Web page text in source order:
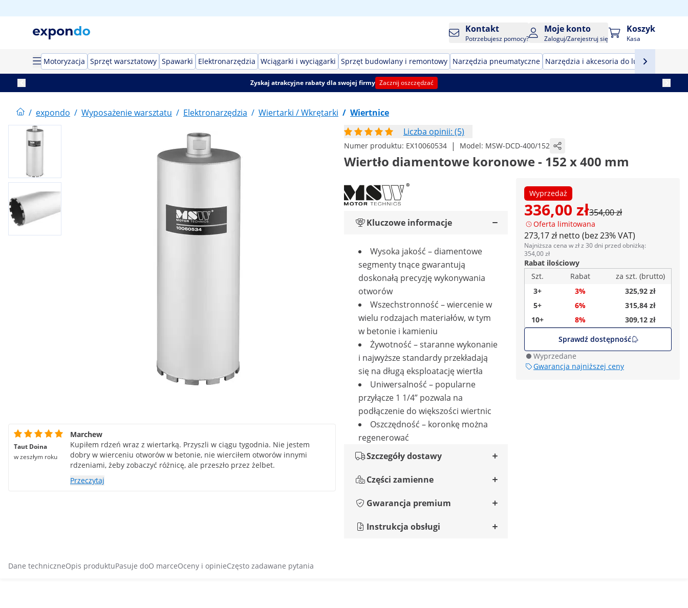
Kontakt
Potrzebujesz pomocy?
Moje konto
Zaloguj/Zarejestruj się
Koszyk
Kasa
Motoryzacja Sprzęt warsztatowy Spawarki Elektronarzędzia Wciągarki i wyciągarki Sprzęt budowlany i remontowy Narzędzia pneumatyczne Narzędzia i akcesoria do lutowania
Zyskaj atrakcyjne rabaty dla swojej firmy Zacznij oszczędzać
/ expondo / Wyposażenie warsztatu / Elektronarzędzia / Wiertarki / Wkrętarki / Wiertnice
Liczba opinii: (5)
Numer produktu: EX10060534 | Model: MSW-DCD-400/152
Wiertło diamentowe koronowe - 152 x 400 mm
Wyprzedaż
336,00 zł354,00 zł
Oferta limitowana
273,17 zł netto (bez 23% VAT)
Najniższa cena w zł z 30 dni przed obniżką:
354,00 zł
Rabat ilościowy
Szt.
Rabat
za szt. (brutto)
3+
3%
325,92 zł
5+
6%
315,84 zł
10+
8%
309,12 zł
Sprawdź dostępność
Wyprzedane
Gwarancja najniższej ceny
Kluczowe informacje
Wysoka jakość – diamentowe
segmenty tnące gwarantują
doskonałą precyzję wykonywania
otworów
Wszechstronność – wiercenie w
wielu rodzajach materiałów, w tym
w betonie i kamieniu
Żywotność – staranne wykonanie
i najwyższe standardy przekładają
się na długą eksploatację wiertła
Uniwersalność – popularne
przyłącze 1 1/4” pozwala na
podłączenie do większości wiertnic
Oszczędność – koronkę można
regenerować
Szczegóły dostawy
Części zamienne
Gwarancja premium
Instrukcja obsługi
Taut Doina
w zeszłym roku
Marchew
Kupiłem rdzeń wraz z wiertarką. Przyszli w ciągu tygodnia. Nie jestem
dobry w wierceniu otworów w betonie, nie wierciłem otworów innymi
rdzeniami, żeby zobaczyć różnicę, ale przeszło przez żelbet.
Przeczytaj
Dane techniczneOpis produktuPasuje doO marceOceny i opinieCzęsto zadawane pytania